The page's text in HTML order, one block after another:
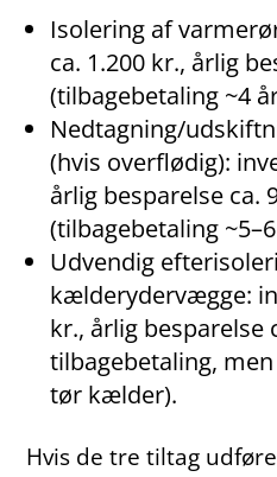
Isolering af
ca. 1.200 kr., årlig
(tilbagebetaling ~4
Nedtagning/
(hvis overflødig):
årlig besparelse ca.
(tilbagebetaling
Udvendig
kælderydervægge:
kr., årlig besparelse
tilbagebetaling,
tør kælder).
Hvis de tre tiltag